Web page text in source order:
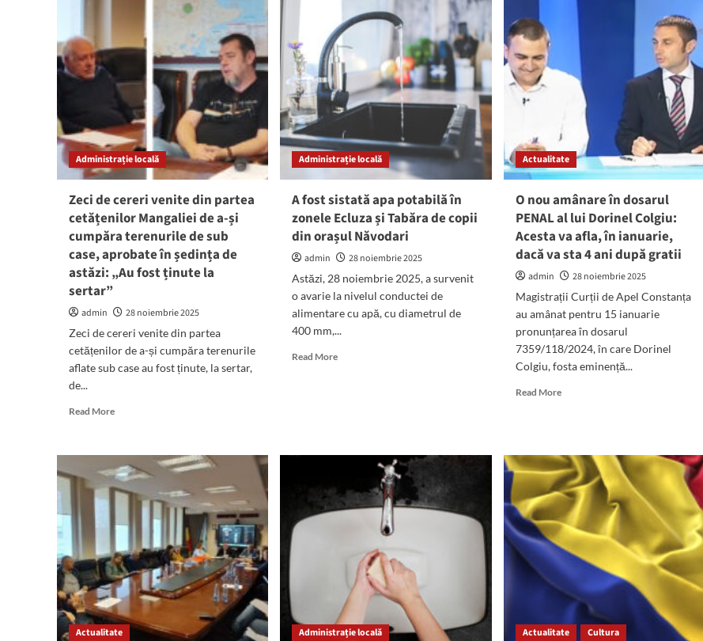
procedura
pentru
concesionarea
serviciului
public
de
distribuție
naturale
şi
lăudat
de
către
procuror,
şpăgarul
Colgiu
are
şanse
mari
o
pedeapsă
cu
șef.
locuitorilor
orașului
vor
fi
în
trei
zile
Administrație locală
Zeci de cereri venite din partea
cetățenilor Mangaliei de a-și
cumpăra terenurile de sub
case, aprobate în ședința de
astăzi: „Au fost ținute la
sertar”
admin
28 noiembrie 2025
Zeci de cereri venite din partea
cetățenilor de a-și cumpăra terenurile
aflate sub case au fost ținute, la sertar,
de...
Read MoreRead
Zeci
de
cereri
venite
partea
cetățenilor
Mangaliei
de
a-
și
cumpăra
terenurile
Administrație locală
A fost sistată apa potabilă în
zonele Ecluza și Tabăra de copii
din orașul Năvodari
admin
28 noiembrie 2025
Astăzi, 28 noiembrie 2025, a survenit
o avarie la nivelul conductei de
alimentare cu apă, cu diametrul de
400 mm,...
Read MoreRead
zonele
Ecluza
copii
orașul
Năvodari
Actualitate
O nou amânare în dosarul
PENAL al lui Dorinel Colgiu:
Acesta va afla, în ianuarie,
dacă va sta 4 ani după gratii
admin
28 noiembrie 2025
Magistrații Curții de Apel Constanța
au amânat pentru 15 ianuarie
pronunțarea în dosarul
7359/118/2024, în care Dorinel
Colgiu, fosta eminență...
Read MoreRead
amânare
în
dosarul
PENAL
al
lui
Dorinel
Colgiu:
Acesta
va
în
Actualitate Administrație locală Actualitate Cultura